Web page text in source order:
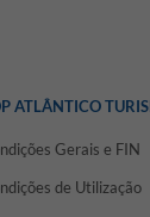
ATLÂNTICO
Gerais e FIN
de Utilização